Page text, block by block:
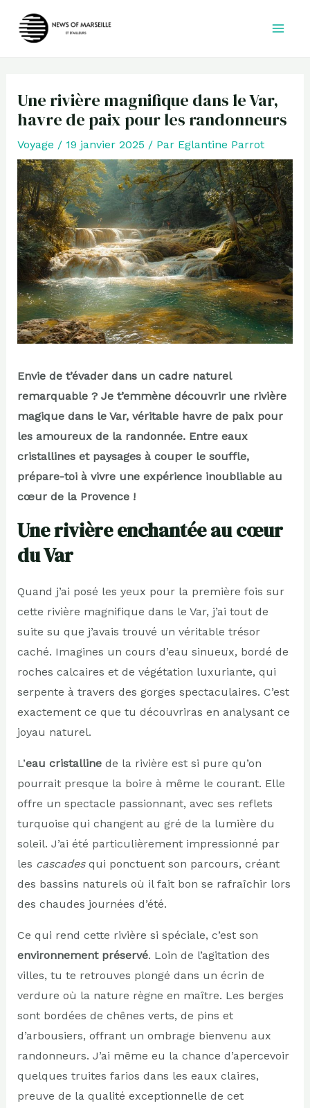
Une rivière magnifique dans le Var,
havre de paix pour les randonneurs
Voyage / 19 janvier 2025 / Par Eglantine Parrot
Envie de t’évader dans un cadre naturel
remarquable ? Je t’emmène découvrir une rivière
magique dans le Var, véritable havre de paix pour
les amoureux de la randonnée. Entre eaux
cristallines et paysages à couper le souffle,
prépare-toi à vivre une expérience inoubliable au
cœur de la Provence !
Une rivière enchantée au cœur
du Var
Quand j’ai posé les yeux pour la première fois sur
cette rivière magnifique dans le Var, j’ai tout de
suite su que j’avais trouvé un véritable trésor
caché. Imagines un cours d’eau sinueux, bordé de
roches calcaires et de végétation luxuriante, qui
serpente à travers des gorges spectaculaires. C’est
exactement ce que tu découvriras en analysant ce
joyau naturel.
L’eau cristallinede la rivière est si pure qu’on
pourrait presque la boire à même le courant. Elle
offre un spectacle passionnant, avec ses reflets
turquoise qui changent au gré de la lumière du
soleil. J’ai été particulièrement impressionné par
les cascadesqui ponctuent son parcours, créant
des bassins naturels où il fait bon se rafraîchir lors
des chaudes journées d’été.
Ce qui rend cette rivière si spéciale, c’est son
environnement préservé. Loin de l’agitation des
villes, tu te retrouves plongé dans un écrin de
verdure où la nature règne en maître. Les berges
sont bordées de chênes verts, de pins et
d’arbousiers, offrant un ombrage bienvenu aux
randonneurs. J’ai même eu la chance d’apercevoir
quelques truites farios dans les eaux claires,
preuve de la qualité exceptionnelle de cet